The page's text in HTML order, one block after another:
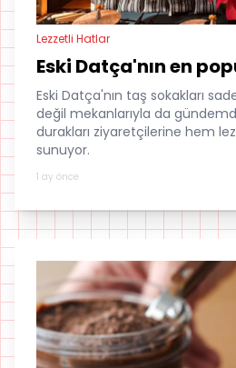
Lezzetli Hatlar
Eski Datça'nın en
Eski Datça'nın taş sokakları
değil mekanlarıyla da
durakları ziyaretçilerine hem
sunuyor.
1 ay önce